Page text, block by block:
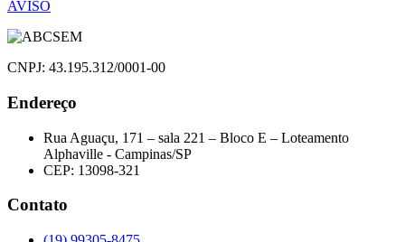
Post
AVISO
CNPJ: 43.195.312/0001-00
Endereço
Rua Aguaçu, 171 – sala 221 – Bloco E – Loteamento
Alphaville - Campinas/SP
CEP: 13098-321
Contato